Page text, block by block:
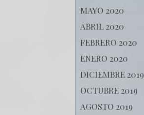
MAYO 2020
ABRIL 2020
FEBRERO 2020
ENERO 2020
DICIEMBRE 2019
OCTUBRE 2019
AGOSTO 2019